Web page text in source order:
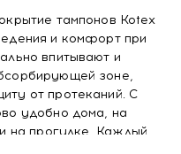
тампонов Kotex
и комфорт при
впитывают и
зоне,
от протеканий. С
удобно дома, на
на прогулке. Каждый
упаковке. Чтобы их